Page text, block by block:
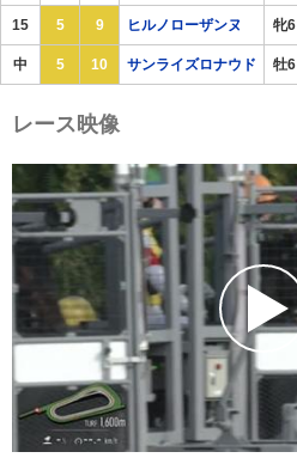
15 5 9 ヒルノローザンヌ 牝6
中 5 10 サンライズロナウド 牡6
レース映像